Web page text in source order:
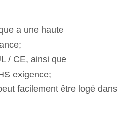
a une haute
/ CE, ainsi que
exigence;
facilement être logé dans